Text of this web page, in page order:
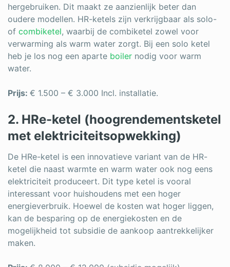
hergebruiken. Dit maakt ze aanzienlijk beter dan
oudere modellen. HR-ketels zijn verkrijgbaar als solo-
of combiketel, waarbij de combiketel zowel voor
verwarming als warm water zorgt. Bij een solo ketel
heb je los nog een aparte boiler nodig voor warm
water.
Prijs: € 1.500 – € 3.000 Incl. installatie.
2. HRe-ketel (hoogrendementsketel
met elektriciteitsopwekking)
De HRe-ketel is een innovatieve variant van de HR-
ketel die naast warmte en warm water ook nog eens
elektriciteit produceert. Dit type ketel is vooral
interessant voor huishoudens met een hoger
energieverbruik. Hoewel de kosten wat hoger liggen,
kan de besparing op de energiekosten en de
mogelijkheid tot subsidie de aankoop aantrekkelijker
maken.